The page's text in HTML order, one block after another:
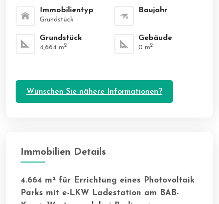
Immobilientyp
Grundstück
Baujahr
Grundstück
4,664 m2
Gebäude
0 m2
Wünschen Sie nähere Informationen?
Immobilien Details
4.664 m² für Errichtung eines Photovoltaik
Parks mit e-LKW Ladestation am BAB-